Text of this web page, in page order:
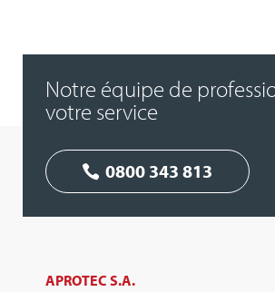
Notre équipe de
votre service
0800 343 813
APROTEC S.A.